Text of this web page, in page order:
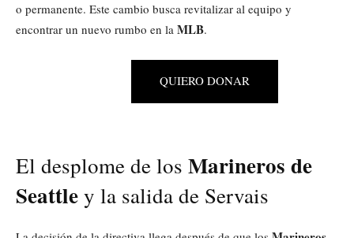
o permanente. Este cambio busca revitalizar al equipo y
encontrar un nuevo rumbo en la MLB.
QUIERO DONAR
El desplome de los Marineros de
Seattley la salida de Servais